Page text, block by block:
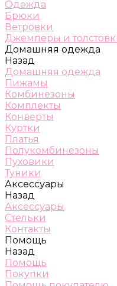
Одежда
Брюки
Ветровки
Джемперы и
Домашняя одежда
Назад
Домашняя одежда
Пижамы
Комбинезоны
Комплекты
Конверты
Куртки
Платья
Полукомбинезоны
Пуховики
Туники
Аксессуары
Назад
Аксессуары
Стельки
Контакты
Помощь
Назад
Помощь
Покупки